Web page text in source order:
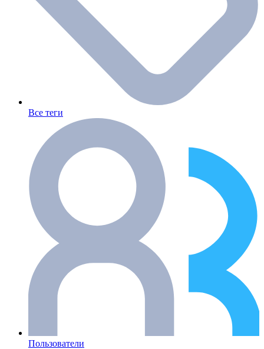
Все теги
Пользователи